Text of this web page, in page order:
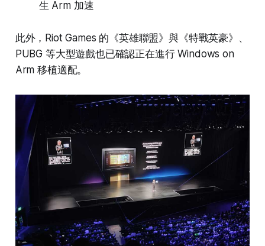
生 Arm 加速
此外，Riot Games 的《英雄聯盟》與《特戰英豪》、
PUBG 等大型遊戲也已確認正在進行 Windows on
Arm 移植適配。